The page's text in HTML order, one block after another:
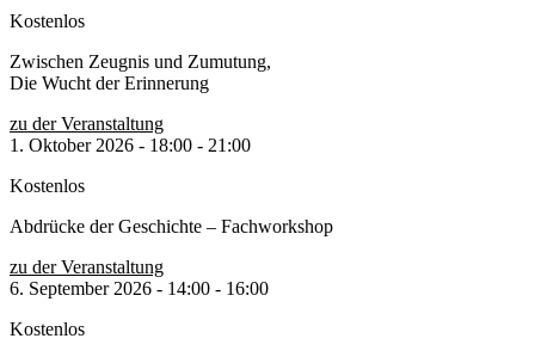
Kostenlos
Zwischen Zeugnis und Zumutung,
Die Wucht der Erinnerung
zu der Veranstaltung
1. Oktober 2026 - 18:00 - 21:00
Kostenlos
Abdrücke der Geschichte – Fachworkshop
zu der Veranstaltung
6. September 2026 - 14:00 - 16:00
Kostenlos